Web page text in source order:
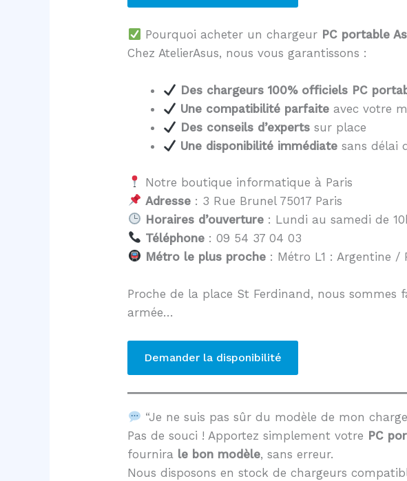
Pourquoi acheter un chargeur PC portable
Chez AtelierAsus, nous vous garantissons :
Des chargeurs 100% officiels PC
Une compatibilité parfaiteavec votre
Des conseils d’expertssur place
Une disponibilité immédiatesans délai
Notre boutique informatique à Paris
Adresse: 3 Rue Brunel 75017 Paris
Horaires d’ouverture: Lundi au samedi de
Téléphone: 09 54 37 04 03
Métro le plus proche: Métro L1 : Argentine /
Proche de la place St Ferdinand, nous
armée…
Demander la disponibilité
“Je ne suis pas sûr du modèle de mon
Pas de souci ! Apportez simplement votre PC
fournira le bon modèle, sans erreur.
Nous disposons en stock de chargeurs